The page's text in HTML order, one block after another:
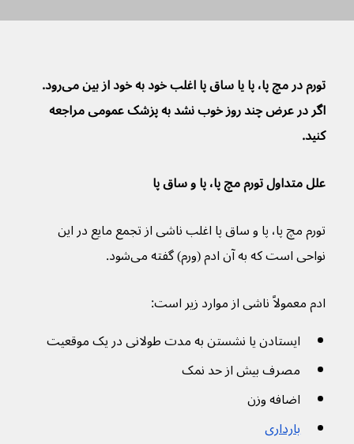
تورم در مچ پا، پا یا ساق پا اغلب خود به خود از بین می‌رود.
اگر در عرض چند روز خوب نشد به پزشک عمومی مراجعه
کنید.
علل متداول تورم مچ پا، پا و ساق پا
تورم مچ پا، پا و ساق پا اغلب ناشی از تجمع مایع در این
نواحی است که به آن ادم (ورم) گفته می‌شود.
ادم معمولاً ناشی از موارد زیر است:
ایستادن یا نشستن به مدت طولانی در یک موقعیت
مصرف بیش از حد نمک
اضافه وزن
بارداری